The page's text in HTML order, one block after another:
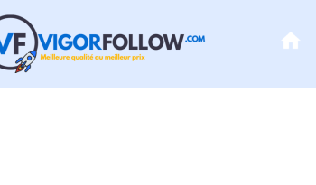
Aller
au
contenu